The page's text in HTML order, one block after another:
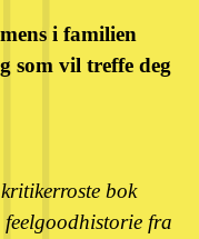
i familien
som vil treffe deg
bok
fra